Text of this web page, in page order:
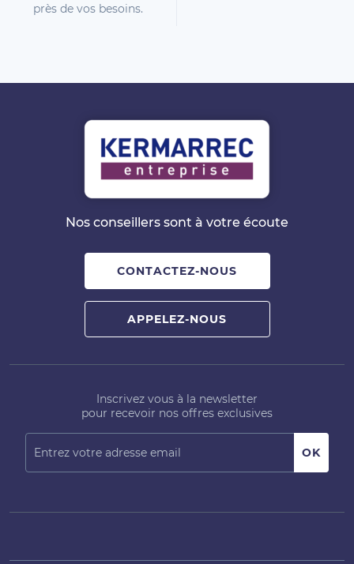
près de vos besoins.
Nos conseillers sont à votre écoute
CONTACTEZ-NOUS
APPELEZ-NOUS
Inscrivez vous à la newsletter
pour recevoir nos offres exclusives